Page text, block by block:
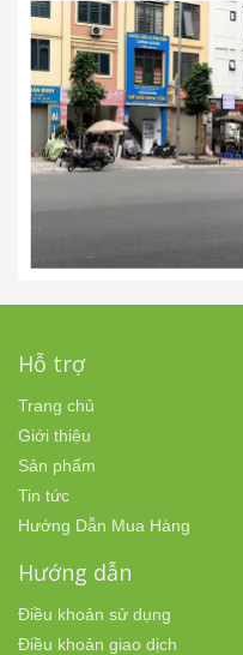
Hỗ trợ
Trang chủ
Giới thiệu
Sản phẩm
Tin tức
Hướng Dẫn Mua Hàng
Hướng dẫn
Điều khoản sử dụng
Điều khoản giao dịch